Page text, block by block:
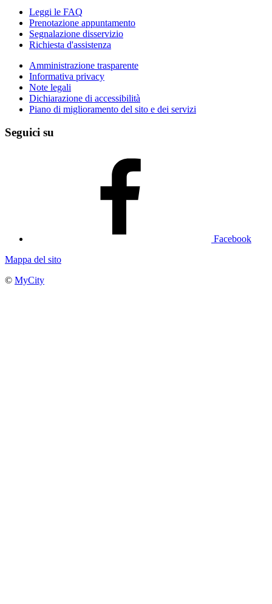
Leggi le FAQ
Prenotazione appuntamento
Segnalazione disservizio
Richiesta d'assistenza
Amministrazione trasparente
Informativa privacy
Note legali
Dichiarazione di accessibilità
Piano di miglioramento del sito e dei servizi
Seguici su
Facebook
Mappa del sito
© MyCity